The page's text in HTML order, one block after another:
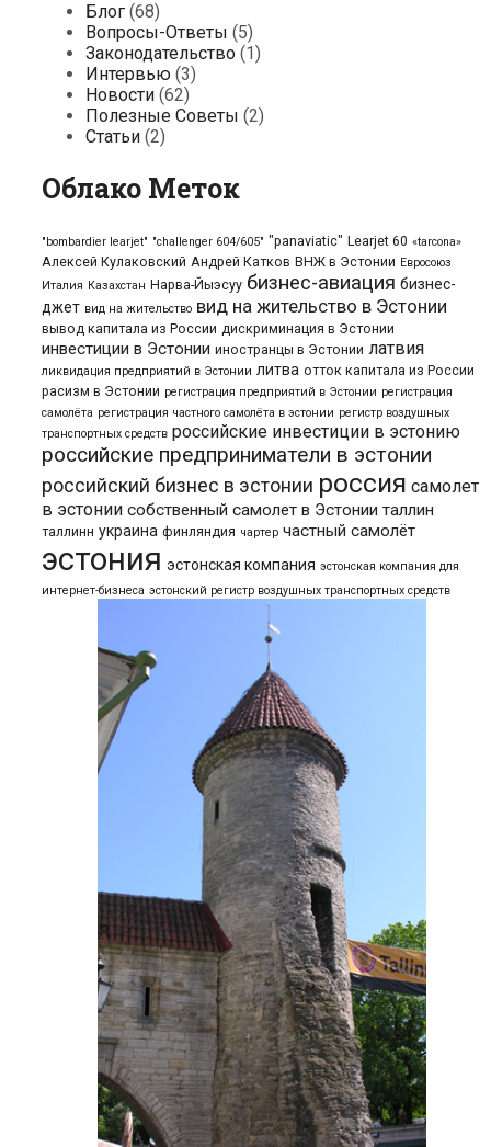
Блог (68)
Вопросы-Ответы (5)
Законодательство (1)
Интервью (3)
Новости (62)
Полезные Советы (2)
Статьи (2)
Облако Меток
"bombardier learjet" "challenger 604/605" "panaviatic" Learjet 60 «tarcona»
Алексей Кулаковский Андрей Катков ВНЖ в Эстонии Евросоюз
Италия Казахстан Нарва-Йыэсуу бизнес-авиация бизнес-
джет вид на жительство вид на жительство в Эстонии
вывод капитала из России дискриминация в Эстонии
инвестиции в Эстонии иностранцы в Эстонии латвия
ликвидация предприятий в Эстонии литва отток капитала из России
расизм в Эстонии регистрация предприятий в Эстонии регистрация
самолёта регистрация частного самолёта в эстонии регистр воздушных
транспортных средств российские инвестиции в эстонию
российские предприниматели в эстонии
российский бизнес в эстонии россия самолет
в эстонии собственный самолет в Эстонии таллин
таллинн украина финляндия чартер частный самолёт
эстония эстонская компания эстонская компания для
интернет-бизнеса эстонский регистр воздушных транспортных средств